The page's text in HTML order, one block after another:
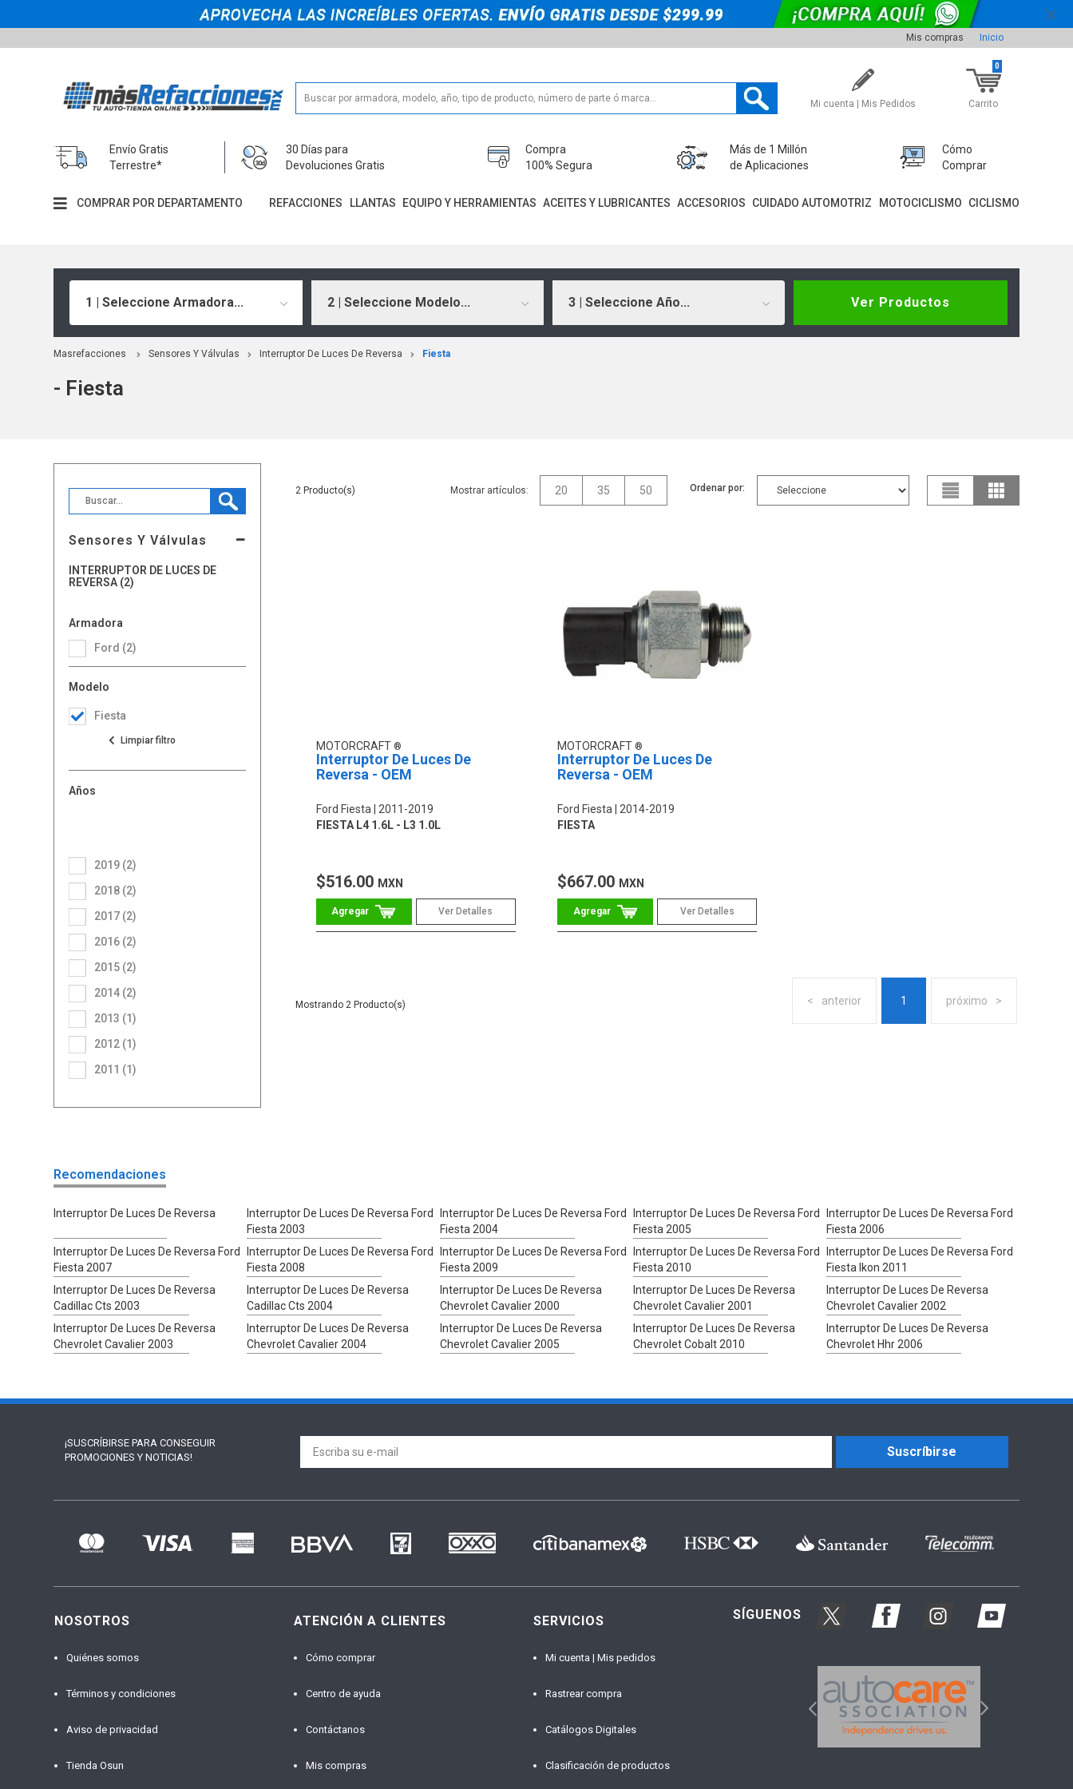
Mis compras Inicio
Mi cuenta | Mis Pedidos Carrito
0
Envío Gratis
Terrestre*
30 Días para
Devoluciones Gratis
Compra
100% Segura
Más de 1 Millón
de Aplicaciones
Cómo
Comprar
COMPRAR POR DEPARTAMENTO REFACCIONES LLANTAS EQUIPO Y HERRAMIENTAS ACEITES Y LUBRICANTES ACCESORIOS CUIDADO AUTOMOTRIZ MOTOCICLISMO CICLISMO
1 | Seleccione Armadora... 2 | Seleccione Modelo... 3 | Seleccione Año... Ver Productos
Masrefacciones Sensores Y Válvulas Interruptor De Luces De Reversa Fiesta
- Fiesta
Sensores Y Válvulas
REVERSA (2)
Armadora
Ford (2)
Modelo
Fiesta
Años
2011 (1)
2012 (1)
2013 (1)
2014 (2)
2015 (2)
2016 (2)
2017 (2)
2018 (2)
2019 (2)
2 Mostrar artículos: 20 35 50 Ordenar por:
MOTORCRAFT
Interruptor De Luces De
Reversa - OEM
Ford Fiesta
2011-2019
FIESTA L4 1.6L - L3 1.0L
$516.00 MXN
Ver Detalles
MOTORCRAFT
Interruptor De Luces De
Reversa - OEM
Ford Fiesta
2014-2019
FIESTA
$667.00 MXN
Ver Detalles
anterior 1 próximo
2
Recomendaciones
Interruptor De Luces De Reversa
Interruptor De Luces De Reversa Ford
Fiesta 2003
Interruptor De Luces De Reversa Ford
Fiesta 2004
Interruptor De Luces De Reversa Ford
Fiesta 2005
Interruptor De Luces De Reversa Ford
Fiesta 2006
Interruptor De Luces De Reversa Ford
Fiesta 2007
Interruptor De Luces De Reversa Ford
Fiesta 2008
Interruptor De Luces De Reversa Ford
Fiesta 2009
Interruptor De Luces De Reversa Ford
Fiesta 2010
Interruptor De Luces De Reversa Ford
Fiesta Ikon 2011
Interruptor De Luces De Reversa
Cadillac Cts 2003
Interruptor De Luces De Reversa
Cadillac Cts 2004
Interruptor De Luces De Reversa
Chevrolet Cavalier 2000
Interruptor De Luces De Reversa
Chevrolet Cavalier 2001
Interruptor De Luces De Reversa
Chevrolet Cavalier 2002
Interruptor De Luces De Reversa
Chevrolet Cavalier 2003
Interruptor De Luces De Reversa
Chevrolet Cavalier 2004
Interruptor De Luces De Reversa
Chevrolet Cavalier 2005
Interruptor De Luces De Reversa
Chevrolet Cobalt 2010
Interruptor De Luces De Reversa
Chevrolet Hhr 2006
¡SUSCRÍBIRSE PARA CONSEGUIR
PROMOCIONES Y NOTICIAS!
Suscríbirse
NOSOTROS
Quiénes somos
Términos y condiciones
Aviso de privacidad
Tienda Osun
ATENCIÓN A CLIENTES
Cómo comprar
Centro de ayuda
Contáctanos
Mis compras
SERVICIOS
Mi cuenta | Mis pedidos
Rastrear compra
Catálogos Digitales
Clasificación de productos
SÍGUENOS